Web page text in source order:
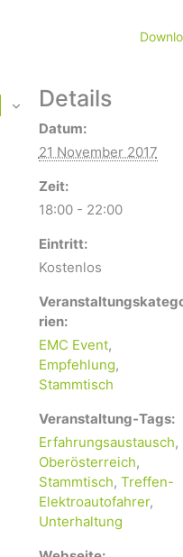
Details
Datum:
21 November 2017
Zeit:
18:00 - 22:00
Eintritt:
Kostenlos
rien:
EMC Event,
Empfehlung,
Stammtisch
Veranstaltung-Tags:
Erfahrungsaustausch,
Oberösterreich,
Stammtisch, Treffen-
Elektroautofahrer,
Unterhaltung